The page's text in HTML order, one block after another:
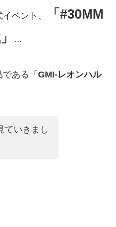
ベント、
「#30MM
…
ある「 GMI-レオンハル
ていきまし